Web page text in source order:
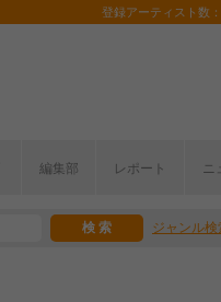
登録アーティスト数
編集部 レポート ニ
ジャンル検